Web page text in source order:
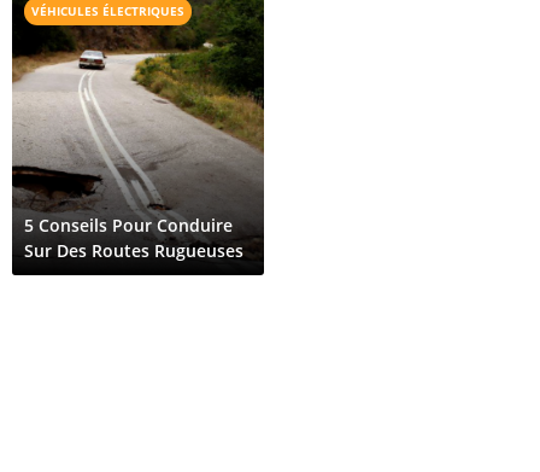
VÉHICULES ÉLECTRIQUES
5 Conseils Pour Conduire
Sur Des Routes Rugueuses